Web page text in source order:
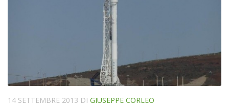
14 SETTEMBRE 2013 DI GIUSEPPE CORLEO